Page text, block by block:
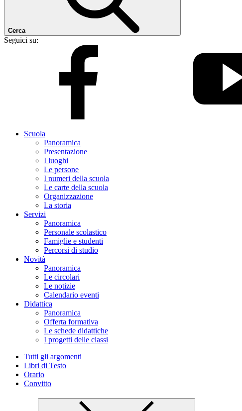
Cerca
Seguici su:
Scuola
Panoramica
Presentazione
I luoghi
Le persone
I numeri della scuola
Le carte della scuola
Organizzazione
La storia
Servizi
Panoramica
Personale scolastico
Famiglie e studenti
Percorsi di studio
Novità
Panoramica
Le circolari
Le notizie
Calendario eventi
Didattica
Panoramica
Offerta formativa
Le schede didattiche
I progetti delle classi
Tutti gli argomenti
Libri di Testo
Orario
Convitto